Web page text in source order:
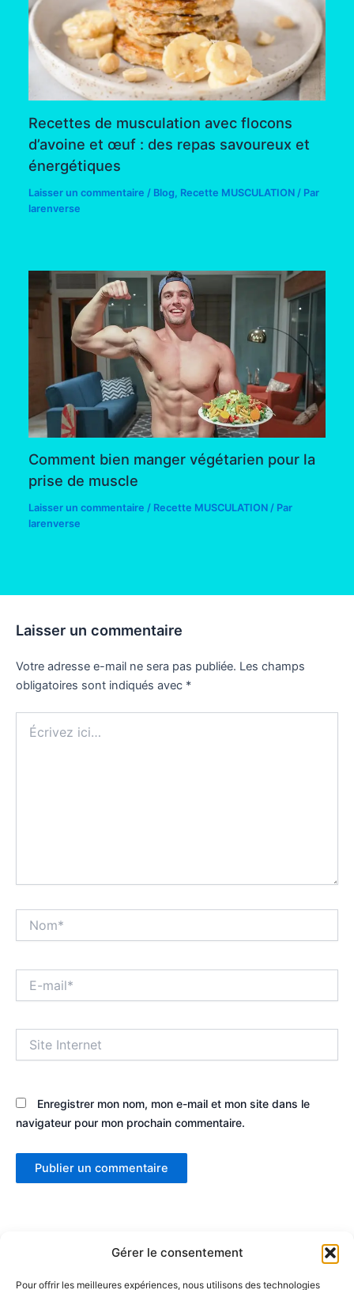
Gérer le consentement
Pour offrir les meilleures expériences, nous utilisons des technologies
Recettes de musculation avec flocons
d’avoine et œuf : des repas savoureux et
énergétiques
Laisser un commentaire / Blog Recette MUSCULATION / Par
larenverse
Comment bien manger végétarien pour la
prise de muscle
Laisser un commentaire / Recette MUSCULATION / Par
larenverse
Laisser un commentaire
Votre adresse e-mail ne sera pas publiée. Les champs
obligatoires sont indiqués avec *
ici…
mail*
Internet
Enregistrer mon nom, mon e-mail et mon site dans le
navigateur pour mon prochain commentaire.